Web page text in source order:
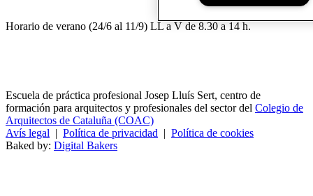
Horario de verano (24/6 al 11/9) LL a V de 8.30 a 14 h.
Escuela de práctica profesional Josep Lluís Sert, centro de
formación para arquitectos y profesionales del sector del Colegio de
Arquitectos de Cataluña (COAC)
Avís legal | Política de privacidad | Política de cookies
Baked by: Digital Bakers